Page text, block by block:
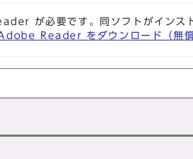
が必要です。同ソフトがインス
Reader をダウンロード（無償